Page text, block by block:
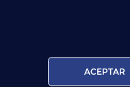
Leer más
ACEPTAR